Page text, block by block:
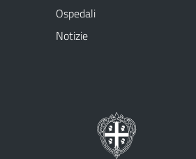
Ospedali
Notizie